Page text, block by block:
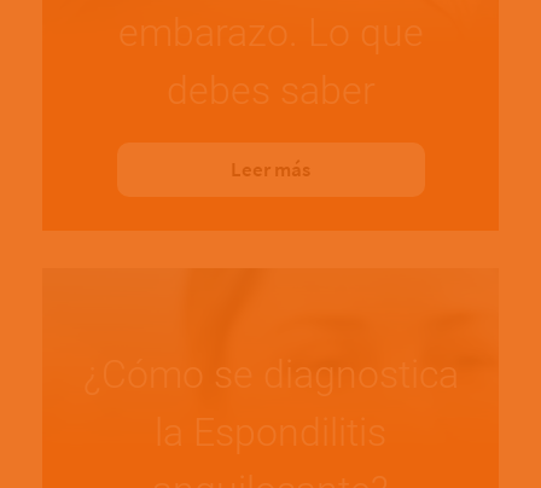
embarazo. Lo que
debes saber
Leer más
¿Cómo se diagnostica
la Espondilitis